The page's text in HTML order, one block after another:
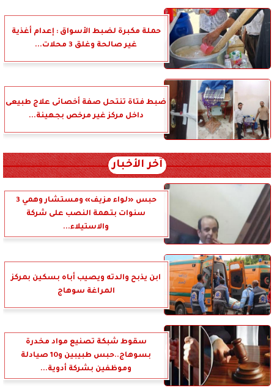
حملة مكبرة لضبط الأسواق : إعدام أغذية
غير صالحة وغلق 3 محلات...
ضبط فتاة تنتحل صفة أخصائى علاج طبيعى
داخل مركز غير مرخص بجهينة...
آخر الأخبار
حبس «لواء مزيف» ومستشار وهمي 3
سنوات بتهمة النصب على شركة
والاستيلاء...
ابن يذبح والدته ويصيب أباه بسكين بمركز
المراغة سوهاج
سقوط شبكة تصنيع مواد مخدرة
بسوهاج..حبس طبيبين و10 صيادلة
وموظفين بشركة أدوية...